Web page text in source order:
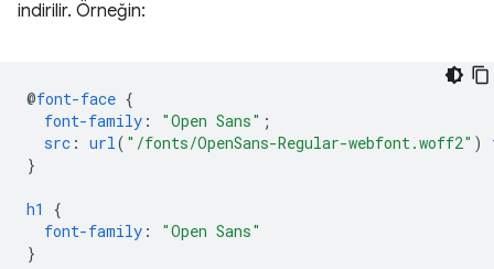
indirilir. Örneğin:
@font-face {
font-family : "Open Sans" ;
src : url ( "/fonts/OpenSans-Regular-webfont.woff2" )
}
h1
{
font-family :
"Open Sans"
}